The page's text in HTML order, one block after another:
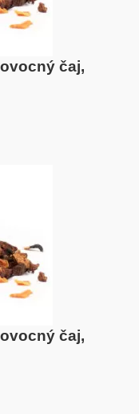
čaj,
čaj,